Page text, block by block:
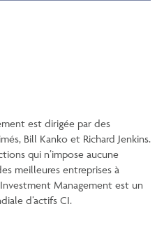
est dirigée par des
Bill Kanko et Richard Jenkins.
qui n’impose aucune
meilleures entreprises à
Management est un
d’actifs CI.